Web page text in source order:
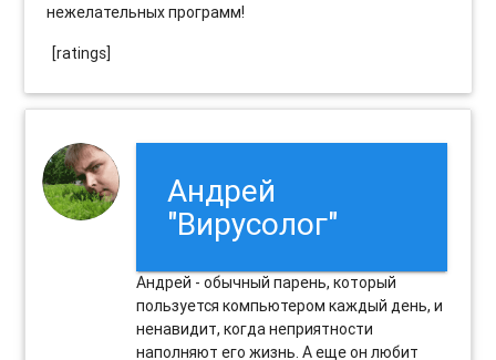
нежелательных программ!
[ratings]
Андрей
"Вирусолог"
Андрей - обычный парень, который
пользуется компьютером каждый день, и
ненавидит, когда неприятности
наполняют его жизнь. А еще он любит